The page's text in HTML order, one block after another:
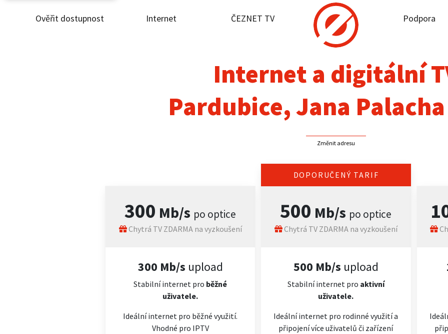
Ověřit dostupnost Internet ČEZNET TV Podpora
Internet
ČEZNET TV
Podpora
Internet a digitální
Pardubice, Jana
Změnit adresu
300 Mb/s po optice
Chytrá TV ZDARMA na vyzkoušení
300 Mb/s upload
Stabilní internet pro běžné
uživatele.
Ideální internet pro běžné využití.
Vhodné pro IPTV
DOPORUČENÝ TARIF
500 Mb/s po optice
Chytrá TV ZDARMA na vyzkoušení
500 Mb/s upload
Stabilní internet pro aktivní
uživatele.
Ideální internet pro rodinné využití a
připojení více uživatelů či zařízení